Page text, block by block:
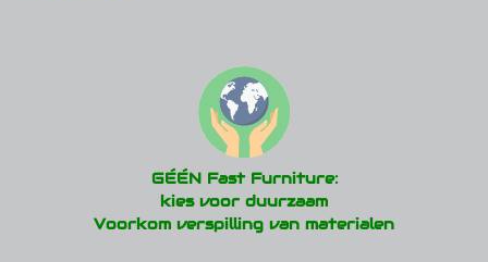
GÉÉN Fast Furniture:
kies voor duurzaam
Voorkom verspilling van materialen